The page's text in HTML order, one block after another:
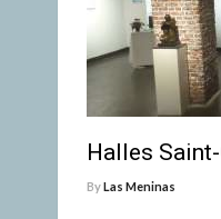
Halles
ByLas Meninas